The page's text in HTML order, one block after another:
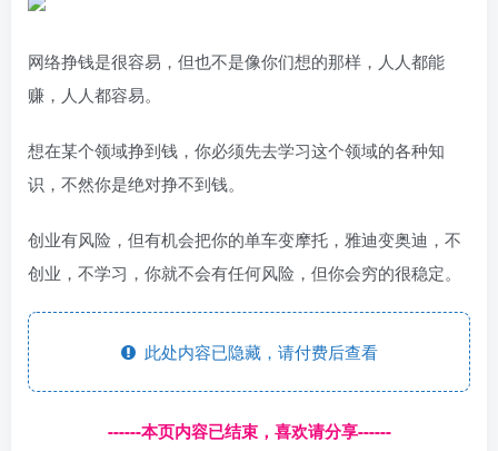
网络挣钱是很容易，但也不是像你们想的那样，人人都能
赚，人人都容易。
想在某个领域挣到钱，你必须先去学习这个领域的各种知
识，不然你是绝对挣不到钱。
创业有风险，但有机会把你的单车变摩托，雅迪变奥迪，不
创业，不学习，你就不会有任何风险，但你会穷的很稳定。
此处内容已隐藏，请付费后查看
------本页内容已结束，喜欢请分享------